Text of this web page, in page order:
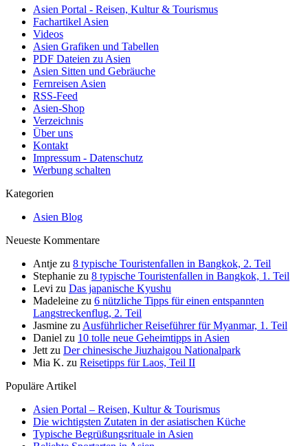
Asien Portal - Reisen, Kultur & Tourismus
Fachartikel Asien
Videos
Asien Grafiken und Tabellen
PDF Dateien zu Asien
Asien Sitten und Gebräuche
Fernreisen Asien
RSS-Feed
Asien-Shop
Verzeichnis
Über uns
Kontakt
Impressum - Datenschutz
Werbung schalten
Kategorien
Asien Blog
Neueste Kommentare
Antje zu 8 typische Touristenfallen in Bangkok, 2. Teil
Stephanie zu 8 typische Touristenfallen in Bangkok, 1. Teil
Levi zu Das japanische Kyushu
Madeleine zu 6 nützliche Tipps für einen entspannten
Langstreckenflug, 2. Teil
Jasmine zu Ausführlicher Reiseführer für Myanmar, 1. Teil
Daniel zu 10 tolle neue Geheimtipps in Asien
Jett zu Der chinesische Jiuzhaigou Nationalpark
Mia K. zu Reisetipps für Laos, Teil II
Populäre Artikel
Asien Portal – Reisen, Kultur & Tourismus
Die wichtigsten Zutaten in der asiatischen Küche
Typische Begrüßungsrituale in Asien